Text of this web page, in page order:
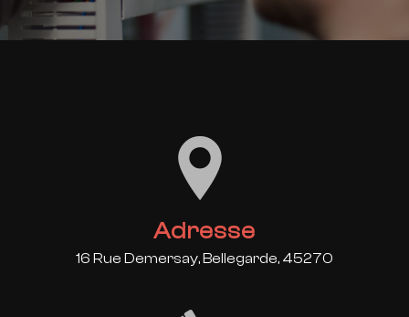
Adresse
16 Rue Demersay, Bellegarde, 45270